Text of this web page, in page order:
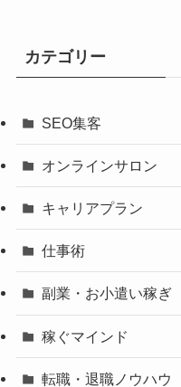
カテゴリー
SEO集客
オンラインサロン
キャリアプラン
仕事術
副業・お小遣い稼ぎ
稼ぐマインド
転職・退職ノウハウ